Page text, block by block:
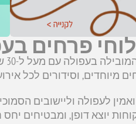
פרחים
מיוחדים, וסידורים לכל
לעפולה וליישובים
יוצא דופן, ומבטיחים